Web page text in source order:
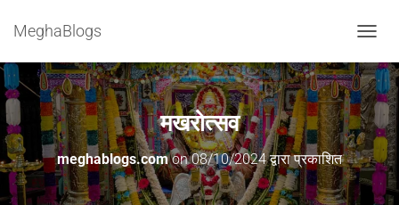
MeghaBlogs
ग
ल
ने
व्हि
गे
श
न
मखरोत्सव
meghablogs.comon08/10/2024द्वारा प्रकाशित